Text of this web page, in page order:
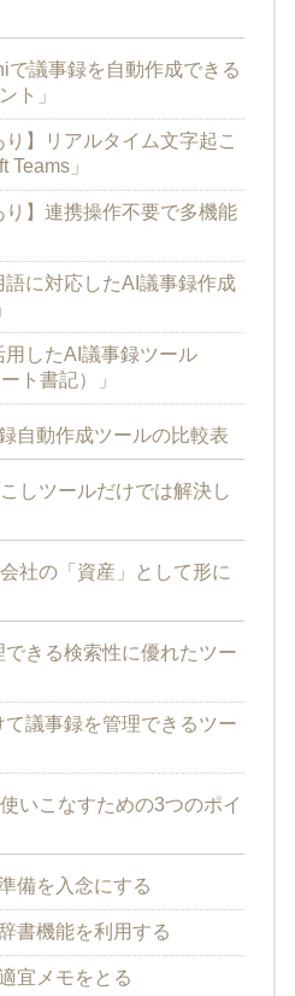
で議事録を自動作成できる
ト」
り】リアルタイム文字起こ
Teams」
り】連携操作不要で多機能
語に対応したAI議事録作成
用したAI議事録ツール
ト書記）」
自動作成ツールの比較表
しツールだけでは解決し
社の「資産」として形に
きる検索性に優れたツー
て議事録を管理できるツー
いこなすための3つのポイ
備を入念にする
書機能を利用する
宜メモをとる